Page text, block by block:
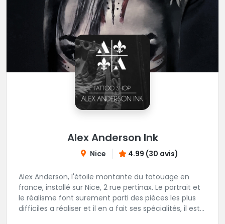
Alex Anderson Ink
Nice 4.99 (30 avis)
Alex Anderson, l'étoile montante du tatouage en
france, installé sur Nice, 2 rue pertinax. Le portrait et
le réalisme font surement parti des pièces les plus
difficiles a réaliser et il en a fait ses spécialités, il est